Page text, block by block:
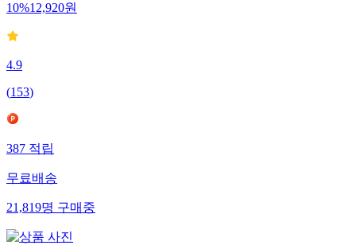
10%12,920원
4.9
(153)
387 적립
무료배송
21,819명 구매중